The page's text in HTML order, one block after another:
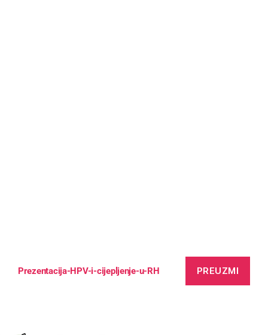
Prezentacija-HPV-i-cijepljenje-u-RH PREUZMI